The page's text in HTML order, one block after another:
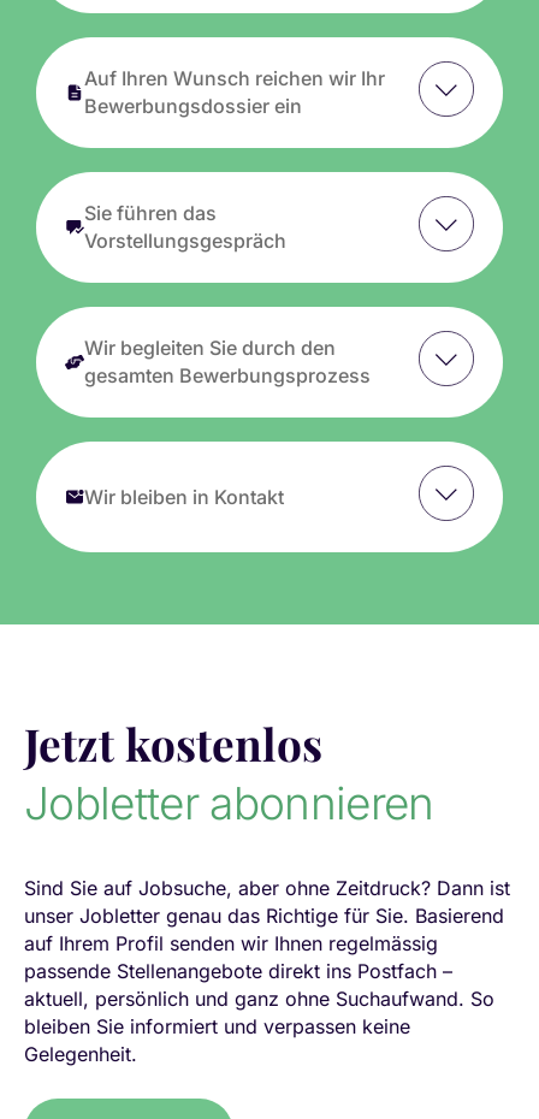
Auf Ihren Wunsch reichen wir Ihr
Bewerbungsdossier ein
Sie führen das
Vorstellungsgespräch
Wir begleiten Sie durch den
gesamten Bewerbungsprozess
Wir bleiben in Kontakt
Jetzt kostenlos
Jobletter abonnieren
Sind Sie auf Jobsuche, aber ohne Zeitdruck? Dann ist
unser Jobletter genau das Richtige für Sie. Basierend
auf Ihrem Profil senden wir Ihnen regelmässig
passende Stellenangebote direkt ins Postfach –
aktuell, persönlich und ganz ohne Suchaufwand. So
bleiben Sie informiert und verpassen keine
Gelegenheit.